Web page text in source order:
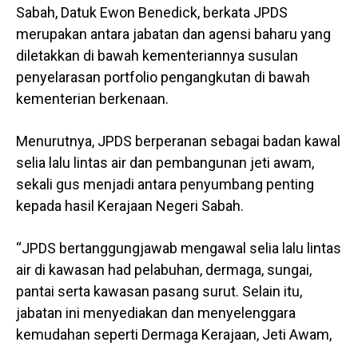
Sabah, Datuk Ewon Benedick, berkata JPDS
merupakan antara jabatan dan agensi baharu yang
diletakkan di bawah kementeriannya susulan
penyelarasan portfolio pengangkutan di bawah
kementerian berkenaan.
Menurutnya, JPDS berperanan sebagai badan kawal
selia lalu lintas air dan pembangunan jeti awam,
sekali gus menjadi antara penyumbang penting
kepada hasil Kerajaan Negeri Sabah.
“JPDS bertanggungjawab mengawal selia lalu lintas
air di kawasan had pelabuhan, dermaga, sungai,
pantai serta kawasan pasang surut. Selain itu,
jabatan ini menyediakan dan menyelenggara
kemudahan seperti Dermaga Kerajaan, Jeti Awam,